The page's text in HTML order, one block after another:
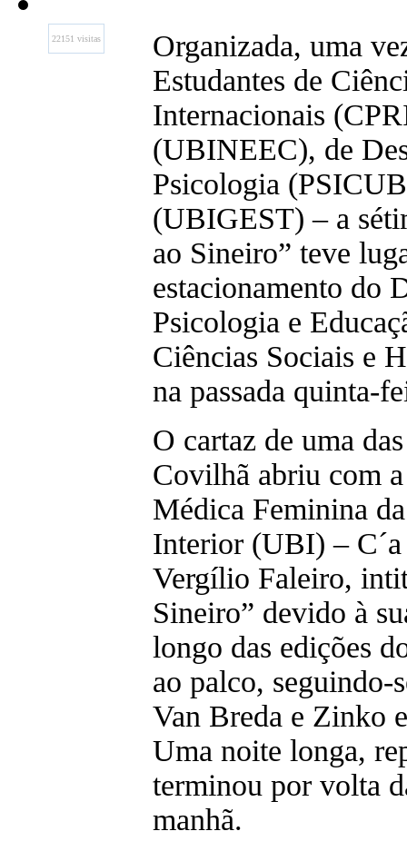
22151 visitas
Organizada, uma
Estudantes de
Internacionais
(UBINEEC), de
Psicologia
(UBIGEST) – a
ao Sineiro” teve
estacionamento do
Psicologia e
Ciências Sociais e
na passada quinta-
O cartaz de uma
Covilhã abriu com
Médica Feminina
Interior (UBI) – C´a
Vergílio Faleiro,
Sineiro” devido à
longo das edições
ao palco, seguindo-
Van Breda e Zinko
Uma noite longa,
terminou por volta
manhã.